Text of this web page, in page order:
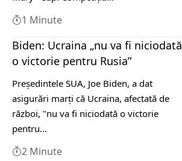
1 Minute
Biden: Ucraina „nu va fi niciodată
o victorie pentru Rusia”
Preşedintele SUA, Joe Biden, a dat
asigurări marţi că Ucraina, afectată de
război, "nu va fi niciodată o victorie
pentru…
2 Minute